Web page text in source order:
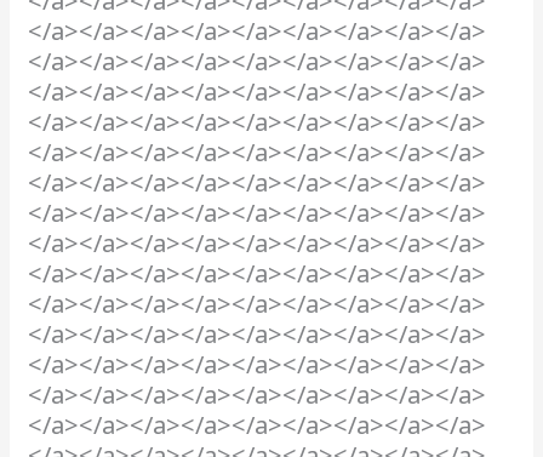
</a></a></a></a></a></a></a></a></a>
</a></a></a></a></a></a></a></a></a>
</a></a></a></a></a></a></a></a></a>
</a></a></a></a></a></a></a></a></a>
</a></a></a></a></a></a></a></a></a>
</a></a></a></a></a></a></a></a></a>
</a></a></a></a></a></a></a></a></a>
</a></a></a></a></a></a></a></a></a>
</a></a></a></a></a></a></a></a></a>
</a></a></a></a></a></a></a></a></a>
</a></a></a></a></a></a></a></a></a>
</a></a></a></a></a></a></a></a></a>
</a></a></a></a></a></a></a></a></a>
</a></a></a></a></a></a></a></a></a>